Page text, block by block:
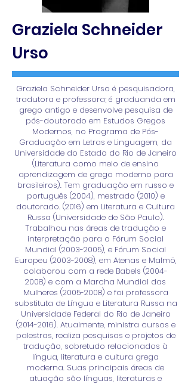
Graziela Schneider
Urso
Graziela Schneider Urso é pesquisadora,
tradutora e professora; é graduanda em
grego antigo e desenvolve pesquisa de
pós-doutorado em Estudos Gregos
Modernos, no Programa de Pós-
Graduação em Letras e Linguagem, da
Universidade do Estado do Rio de Janeiro
(Literatura como meio de ensino
aprendizagem de grego moderno para
brasileiros). Tem graduação em russo e
português (2004), mestrado (2010) e
doutorado. (2016) em Literatura e Cultura
Russa (Universidade de São Paulo).
Trabalhou nas áreas de tradução e
interpretação para o Fórum Social
Mundial (2003-2005), e Fórum Social
Europeu (2003-2008), em Atenas e Malmö,
colaborou com a rede Babels (2004-
2008) e com a Marcha Mundial das
Mulheres (2005-2008) e foi professora
substituta de Língua e Literatura Russa na
Universidade Federal do Rio de Janeiro
(2014-2016). Atualmente, ministra cursos e
palestras, realiza pesquisas e projetos de
tradução, sobretudo relacionados à
língua, literatura e cultura grega
moderna. Suas principais áreas de
atuação são línguas, literaturas e